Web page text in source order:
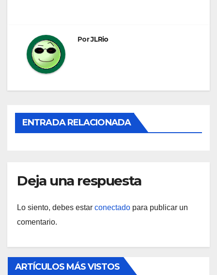
PorJLRio
ENTRADA RELACIONADA
Deja una respuesta
Lo siento, debes estar conectado para publicar un
comentario.
ARTÍCULOS MÁS VISTOS